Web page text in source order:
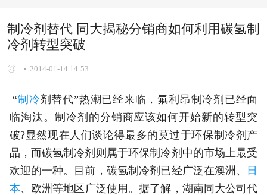
制冷剂替代 同大揭秘分销商如何利用碳氢制
冷剂转型突破
2014-01-14 14:53
“制冷剂替代”热潮已经来临，氟利昂制冷剂已经面
临淘汰。制冷剂的分销商应该如何开始新的转型突
破?显然现在人们谈论得最多的莫过于环保制冷剂产
品，而碳氢制冷剂则属于环保制冷剂中的市场上最受
欢迎的一种。目前，碳氢制冷剂已经广泛在澳洲、
日
本、欧洲等地区广泛使用。据了解，湖南同大公司代